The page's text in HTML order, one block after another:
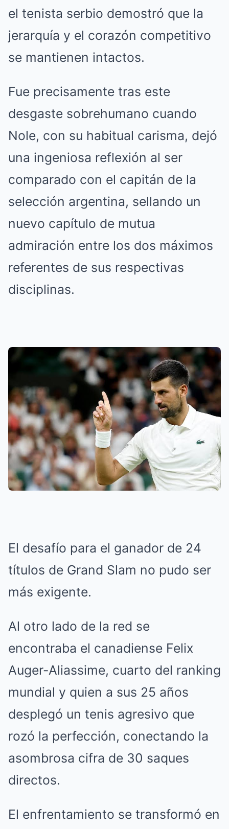
el tenista serbio demostró que la
jerarquía y el corazón competitivo
se mantienen intactos.
Fue precisamente tras este
desgaste sobrehumano cuando
Nole, con su habitual carisma, dejó
una ingeniosa reflexión al ser
comparado con el capitán de la
selección argentina, sellando un
nuevo capítulo de mutua
admiración entre los dos máximos
referentes de sus respectivas
disciplinas.
El desafío para el ganador de 24
títulos de Grand Slam no pudo ser
más exigente.
Al otro lado de la red se
encontraba el canadiense Felix
Auger-Aliassime, cuarto del ranking
mundial y quien a sus 25 años
desplegó un tenis agresivo que
rozó la perfección, conectando la
asombrosa cifra de 30 saques
directos.
El enfrentamiento se transformó en